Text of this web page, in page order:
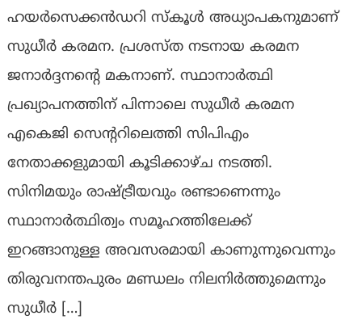
ഹയർസെക്കൻഡറി സ്കൂൾ അധ്യാപകനുമാണ്
സുധീർ കരമന. പ്രശസ്ത നടനായ കരമന
ജനാർദ്ദനന്റെ മകനാണ്. സ്ഥാനാര്‍ത്ഥി
പ്രഖ്യാപനത്തിന് പിന്നാലെ സുധീര്‍ കരമന
എകെജി സെന്‍ററിലെത്തി സിപിഎം
നേതാക്കളുമായി കൂടിക്കാഴ്ച നടത്തി.
സിനിമയും രാഷ്ട്രീയവും രണ്ടാണെന്നും
സ്ഥാനാർത്ഥിത്വം സമൂഹത്തിലേക്ക്
ഇറങ്ങാനുള്ള അവസരമായി കാണുന്നുവെന്നും
തിരുവനന്തപുരം മണ്ഡലം നിലനിര്‍ത്തുമെന്നും
സുധീര്‍ […]